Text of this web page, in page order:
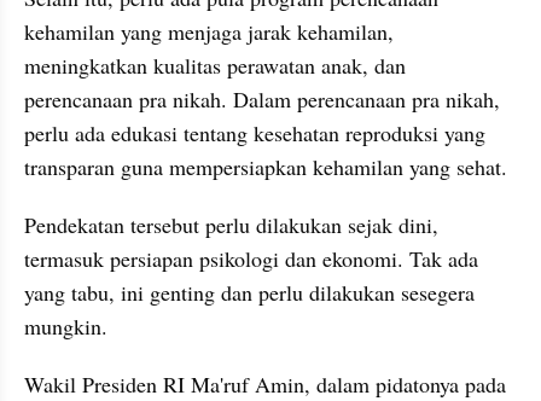
kehamilan yang menjaga jarak kehamilan,
meningkatkan kualitas perawatan anak, dan
perencanaan pra nikah. Dalam perencanaan pra nikah,
perlu ada edukasi tentang kesehatan reproduksi yang
transparan guna mempersiapkan kehamilan yang sehat.
Pendekatan tersebut perlu dilakukan sejak dini,
termasuk persiapan psikologi dan ekonomi. Tak ada
yang tabu, ini genting dan perlu dilakukan sesegera
mungkin.
Wakil Presiden RI Ma'ruf Amin, dalam pidatonya pada